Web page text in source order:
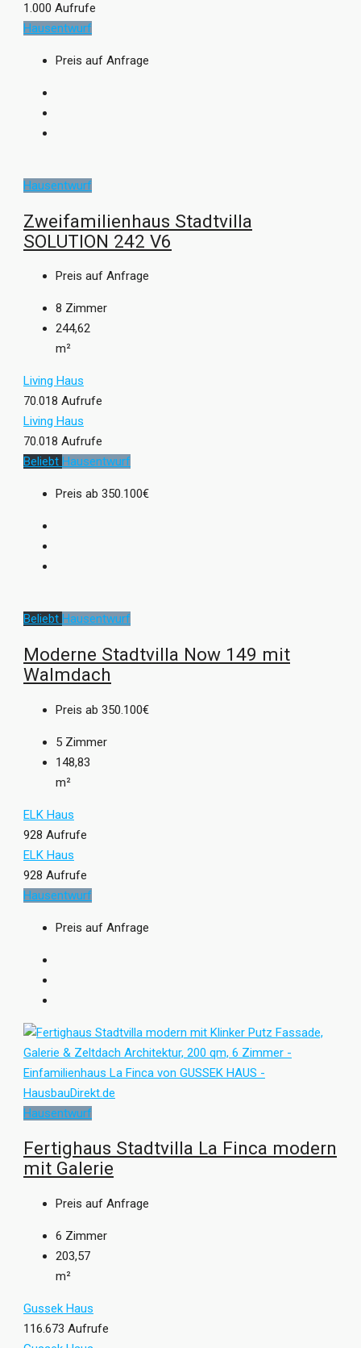
1.000 Aufrufe
Hausentwurf
Preis auf Anfrage
Hausentwurf
Zweifamilienhaus Stadtvilla
SOLUTION 242 V6
Preis auf Anfrage
8 Zimmer
244,62
m²
Living Haus
70.018 Aufrufe
Living Haus
70.018 Aufrufe
Beliebt Hausentwurf
Preis ab 350.100€
Beliebt Hausentwurf
Moderne Stadtvilla Now 149 mit
Walmdach
Preis ab 350.100€
5 Zimmer
148,83
m²
ELK Haus
928 Aufrufe
ELK Haus
928 Aufrufe
Hausentwurf
Preis auf Anfrage
Hausentwurf
Fertighaus Stadtvilla La Finca modern
mit Galerie
Preis auf Anfrage
6 Zimmer
203,57
m²
Gussek Haus
116.673 Aufrufe